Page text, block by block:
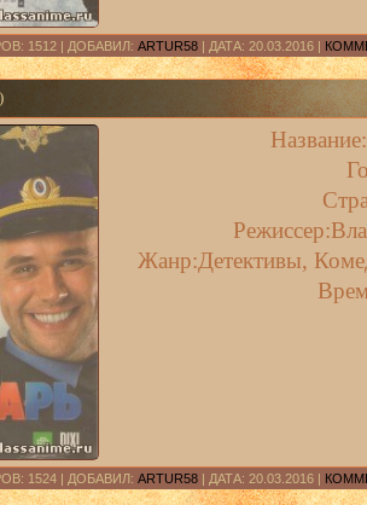
1512 | ДОБАВИЛ: ARTUR58 | ДАТА: 20.03.2016 |
Жанр:Детективы,
1524 | ДОБАВИЛ: ARTUR58 | ДАТА: 20.03.2016 |